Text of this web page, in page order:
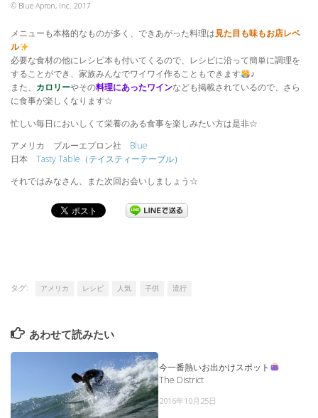
© Blue Apron, Inc. 2017
メニューも本格的なものが多く、できあがった料理は見た目も味もお店レベ
ル
必要な食材の他にレシピ本も付いてくるので、レシピに沿って簡単に調理を
することができ、家族みんなでワイワイ作ることもできます
♪
また、 カロリーやその料理にあったワインなども掲載されているので、さら
に食事が楽しくなります☆
忙しい毎日においしくて栄養のある食事を楽しみたい方は是非☆
アメリカ ブルーエプロン社 Blue
日本 Tasty Table（テイスティーテーブル）
それではみなさん、また次回お会いしましょう☆
タグ: アメリカ レシピ 人気 子供 流行
あわせて読みたい
今一番熱いお出かけスポット
The District
2016年10月25日